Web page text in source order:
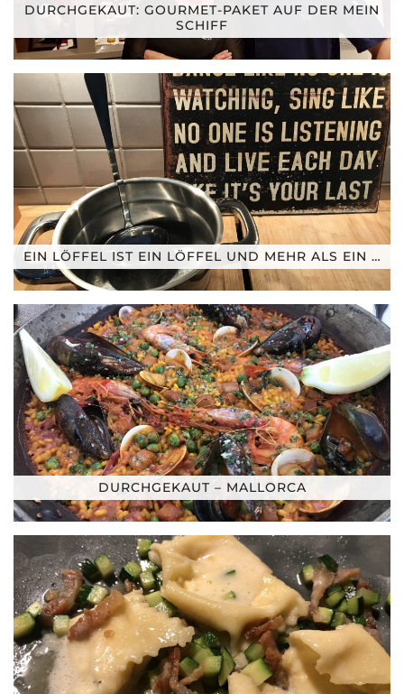
DURCHGEKAUT: GOURMET-PAKET AUF DER MEIN
SCHIFF
EIN LÖFFEL IST EIN LÖFFEL UND MEHR ALS EIN …
DURCHGEKAUT – MALLORCA